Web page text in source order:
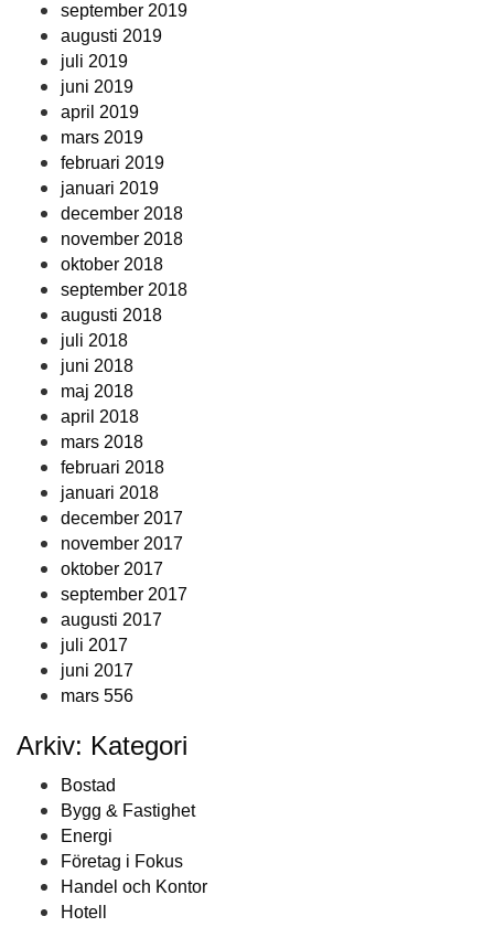
september 2019
augusti 2019
juli 2019
juni 2019
april 2019
mars 2019
februari 2019
januari 2019
december 2018
november 2018
oktober 2018
september 2018
augusti 2018
juli 2018
juni 2018
maj 2018
april 2018
mars 2018
februari 2018
januari 2018
december 2017
november 2017
oktober 2017
september 2017
augusti 2017
juli 2017
juni 2017
mars 556
Arkiv: Kategori
Bostad
Bygg & Fastighet
Energi
Företag i Fokus
Handel och Kontor
Hotell